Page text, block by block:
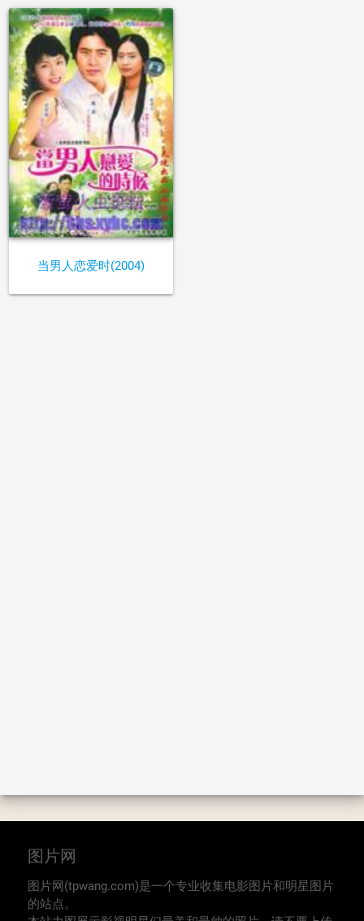
当男人恋爱时(2004)
图片网
图片网(tpwang.com)是一个专业收集电影图片和明星图片
的站点。